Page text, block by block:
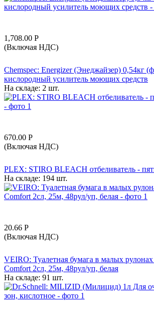
1,708.00 Р
(Включая НДС)
Chemspec: Energizer (Энеджайзер) 0,54кг
кислородный усилитель моющих средств
На складе: 2 шт.
670.00 Р
(Включая НДС)
PLEX: STIRO BLEACH отбеливатель -
На складе: 194 шт.
20.66 Р
(Включая НДС)
VEIRO: Туалетная бумага в малых рулонах
Comfort 2сл, 25м, 48рул/уп, белая
На складе: 91 шт.